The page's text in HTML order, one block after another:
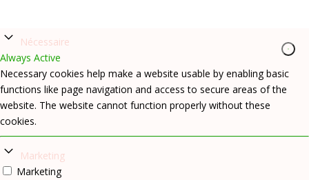
Nécessaire
Always Active
Necessary cookies help make a website usable by enabling basic
functions like page navigation and access to secure areas of the
website. The website cannot function properly without these
cookies.
Marketing
Marketing